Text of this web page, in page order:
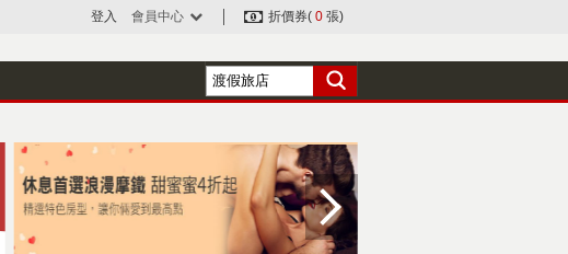
登入 會員中心 折價券( 0 張)